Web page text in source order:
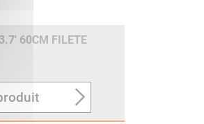
60CM FILETE